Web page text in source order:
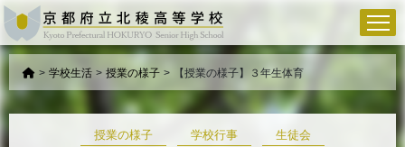
> 学校生活 > 授業の様子 > 【授業の様子】３年生体育
授業の様子 学校行事 生徒会